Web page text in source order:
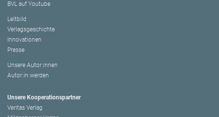
BVL auf Youtube
Leitbild
Verlagsgeschichte
Innovationen
Presse
Unsere Autor:innen
Autor:in werden
Unsere Kooperationspartner
Veritas Verlag